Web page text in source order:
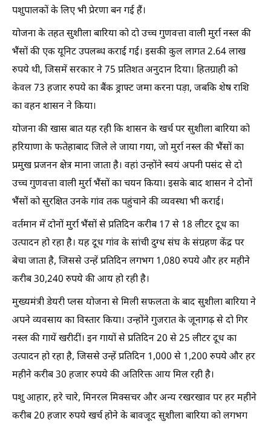
पशुपालकों के लिए भी प्रेरणा बन गई हैं।
योजना के तहत सुशीला बारिया को दो उच्च गुणवत्ता वाली मुर्रा नस्ल की
भैंसों की एक यूनिट उपलब्ध कराई गई। इसकी कुल लागत 2.64 लाख
रुपये थी, जिसमें सरकार ने 75 प्रतिशत अनुदान दिया। हितग्राही को
केवल 73 हजार रुपये का बैंक ड्राफ्ट जमा करना पड़ा, जबकि शेष राशि
का वहन शासन ने किया।
योजना की खास बात यह रही कि शासन के खर्च पर सुशीला बारिया को
हरियाणा के फतेहाबाद जिले ले जाया गया, जो मुर्रा नस्ल की भैंसों का
प्रमुख प्रजनन क्षेत्र माना जाता है। वहां उन्होंने स्वयं अपनी पसंद से दो
उच्च गुणवत्ता वाली मुर्रा भैंसों का चयन किया। इसके बाद शासन ने दोनों
भैंसों को सुरक्षित उनके गांव तक पहुंचाने की व्यवस्था भी कराई।
वर्तमान में दोनों मुर्रा भैंसों से प्रतिदिन करीब 17 से 18 लीटर दूध का
उत्पादन हो रहा है। यह दूध गांव के सांची दुग्ध संघ के संग्रहण केंद्र पर
बेचा जाता है, जिससे उन्हें प्रतिदिन लगभग 1,080 रुपये और हर महीने
करीब 30,240 रुपये की आय हो रही है।
मुख्यमंत्री डेयरी प्लस योजना से मिली सफलता के बाद सुशीला बारिया ने
अपने व्यवसाय का विस्तार किया। उन्होंने गुजरात के जूनागढ़ से दो गिर
नस्ल की गायें खरीदीं। इन गायों से प्रतिदिन 20 से 25 लीटर दूध का
उत्पादन हो रहा है, जिससे उन्हें प्रतिदिन 1,000 से 1,200 रुपये और हर
महीने करीब 30 हजार रुपये की अतिरिक्त आय मिल रही है।
पशु आहार, हरे चारे, मिनरल मिक्सचर और अन्य रखरखाव पर हर महीने
करीब 20 हजार रुपये खर्च होने के बावजूद सुशीला बारिया को लगभग